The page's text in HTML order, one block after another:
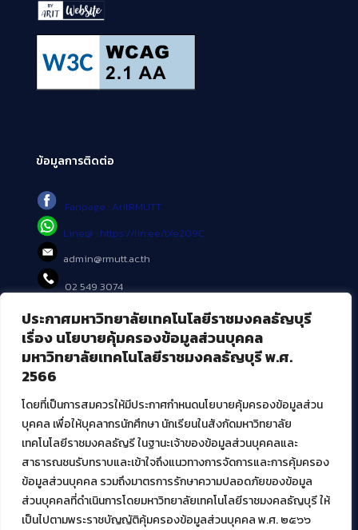
ประกาศมหาวิทยาลัยเทคโนโลยีราชมงคลธัญบุรี
เรื่อง นโยบายคุ้มครองข้อมูลส่วนบุคคล
มหาวิทยาลัยเทคโนโลยีราชมงคลธัญบุรี พ.ศ.
2566
โดยที่เป็นการสมควรให้มีประกาศกำหนดนโยบายคุ้มครองข้อมูลส่วน
บุคคล เพื่อให้บุคลากรนักศึกษา นักเรียนในสังกัดมหาวิทยาลัย
เทคโนโลยีราชมงคลธัญรี ในฐานะเจ้าของข้อมูลส่วนบุคคลและ
สาธารณชนรับทราบและเข้าใจถึงแนวทางการจัดการและการคุ้มครอง
ข้อมูลส่วนบุคคล รวมถึงมาตรการรักษาความปลอดภัยของข้อมูล
ส่วนบุคคลที่ดำเนินการโดยมหาวิทยาลัยเทคโนโลยีราชมงคลธัญบุรี ให้
เป็นไปตามพระราชบัญญัติคุ้มครองข้อมูลส่วนบุคคล พ.ศ. ๒๕๖๖
ข้อมูลการติดต่อ
Fanpage : AritRMUTT
Line@ : https://lin.ee/tXe209C
admin@rmutt.ac.th
02 549 3074
บริการอื่นๆ ของ สวส.
ศูนย์สื่อดิจิทัล
ศูนย์นวัตกรรมและความรู้
สมัยใหม่ (MoSeC)
งานบริการวิชาการให้กับหน่วยงานภายนอก
โครงการส่งเสริมและพัฒนาผู้ประกอบการ SME โดย. มทร.ธัญบุรี
กิจกรรมการเชื่อมโยงเครือข่ายผู้ให้บริการเครื่องจักรกลทางการ